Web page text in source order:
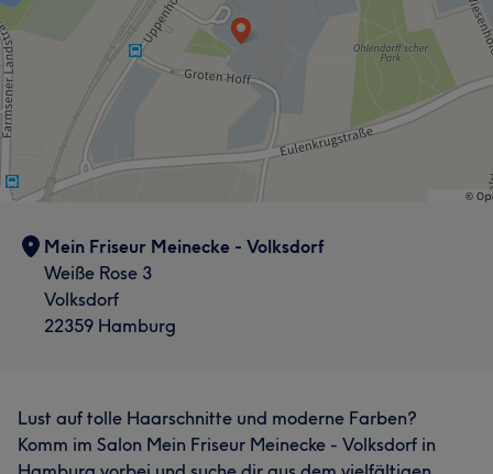
Mein Friseur Meinecke - Volksdorf
Weiße Rose 3
Volksdorf
22359 Hamburg
Lust auf tolle Haarschnitte und moderne Farben?
Komm im Salon Mein Friseur Meinecke - Volksdorf in